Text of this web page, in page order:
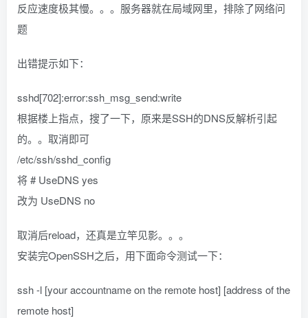
反应速度极其慢。。。服务器就在局域网里，排除了网络问
题
出错提示如下：
sshd[702]:error:ssh_msg_send:write
根据楼上指点，搜了一下，原来是SSH的DNS反解析引起
的。。取消即可
/etc/ssh/sshd_config
将 # UseDNS yes
改为 UseDNS no
取消后reload，还真是立竿见影。。。
安装完OpenSSH之后，用下面命令测试一下：
ssh -l [your accountname on the remote host] [address of the
remote host]